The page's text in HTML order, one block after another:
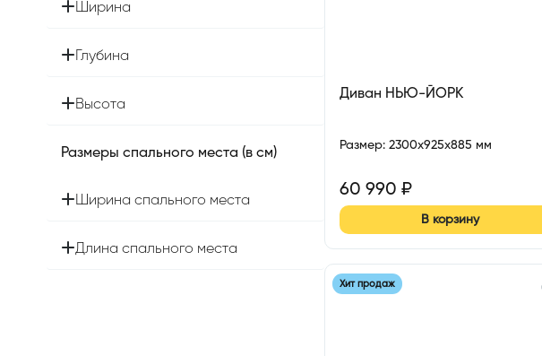
Ширина
Глубина
Высота
Размеры спального места (в см)
Ширина спального места
Длина спального места
Диван НЬЮ-ЙОРК
Размер: 2300x925x885 мм
60 990 ₽
В корзину
Хит продаж